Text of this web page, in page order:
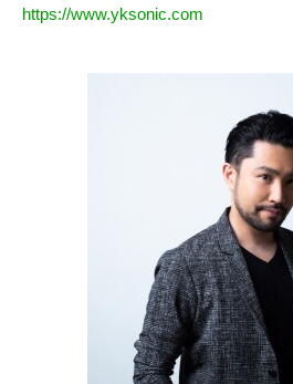
https://www.yksonic.com